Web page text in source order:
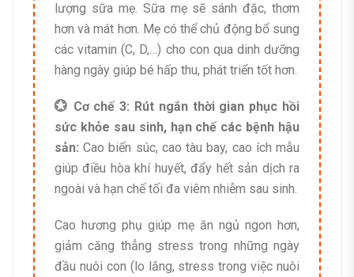
lượng sữa mẹ. Sữa mẹ sẽ sánh đặc, thơm
hơn và mát hơn. Mẹ có thể chủ động bổ sung
các vitamin (C, D,…) cho con qua dinh dưỡng
hàng ngày giúp bé hấp thu, phát triển tốt hơn.
💮 Cơ chế 3: Rút ngắn thời gian phục hồi
sức khỏe sau sinh, hạn chế các bệnh hậu
sản: Cao biển súc, cao tàu bay, cao ích mẫu
giúp điều hòa khí huyết, đẩy hết sản dịch ra
ngoài và hạn chế tối đa viêm nhiễm sau sinh.
Cao hương phụ giúp mẹ ăn ngủ ngon hơn,
giảm căng thẳng stress trong những ngày
đầu nuôi con (lo lắng, stress trong việc nuôi